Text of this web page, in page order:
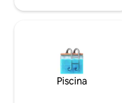
Piscina